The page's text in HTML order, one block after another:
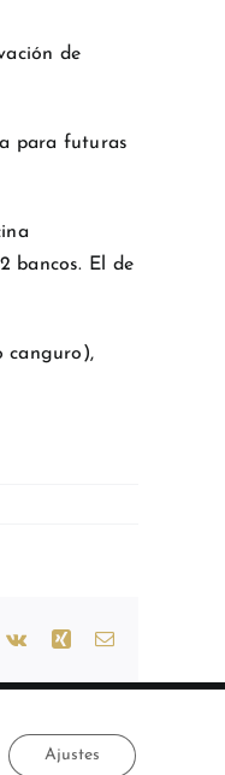
de
para futuras
bancos. El de
canguro),
Vk Xing Correo
FacebookInstagramYouTube
Ajustes